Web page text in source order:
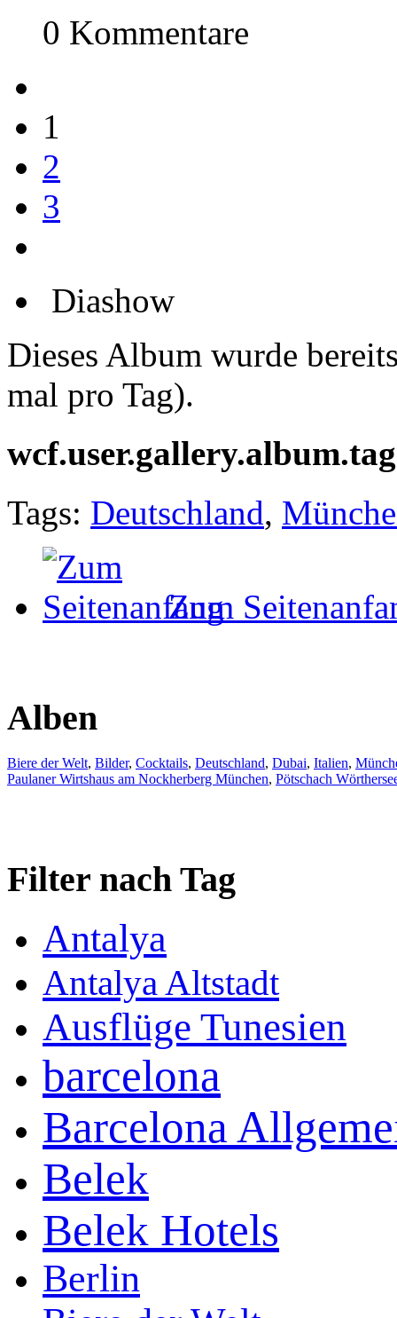
0 Kommentare
1
2
3
Diashow
Dieses Album wurde
mal pro Tag).
Tags: Deutschland,
Zum
Alben
Biere der Welt, Bilder, Cocktails, Deutschland, Dubai, Italien,
Paulaner Wirtshaus am Nockherberg München, Pötschach
Filter nach Tag
Antalya
Antalya Altstadt
Ausflüge Tunesien
barcelona
Barcelona
Belek
Belek Hotels
Berlin